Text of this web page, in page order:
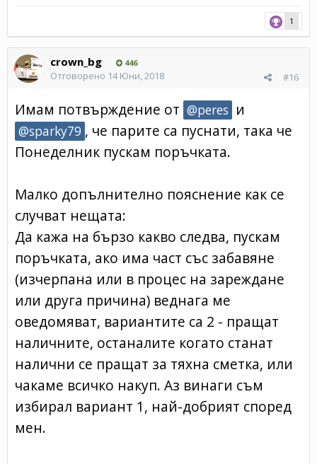
1
crown_bg 446
#16
Отговорено 14 Юни, 2018
Имам потвърждение от @peres и
@sparky79 , че парите са пуснати, така че
Понеделник пускам поръчката.
Малко допълнително пояснение как се
случват нещата:
Да кажа на бързо какво следва, пускам
поръчката, ако има част със забавяне
(изчерпана или в процес на зареждане
или друга причина) веднага ме
оведомяват, вариантите са 2 - пращат
наличните, останалите когато станат
налични се пращат за тяхна сметка, или
чакаме всичко накуп. Аз винаги съм
избирал вариант 1, най-добрият според
мен.